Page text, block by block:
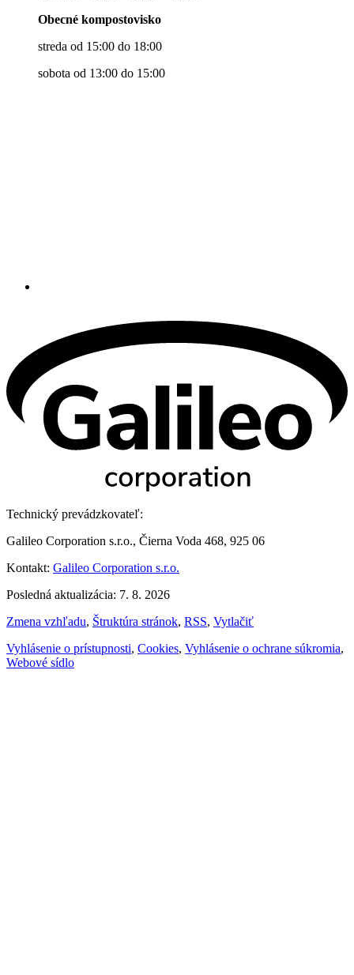
Obecné kompostovisko
streda od 15:00 do 18:00
sobota od 13:00 do 15:00
Technický prevádzkovateľ:
Galileo Corporation s.r.o., Čierna Voda 468, 925 06
Kontakt: Galileo Corporation s.r.o.
Posledná aktualizácia: 7. 8. 2026
Zmena vzhľadu, Štruktúra stránok, RSS, Vytlačiť
Vyhlásenie o prístupnosti, Cookies, Vyhlásenie o ochrane súkromia,
Webové sídlo